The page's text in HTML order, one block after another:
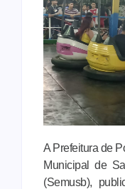
A Prefeitura de
Municipal de
(Semusb),